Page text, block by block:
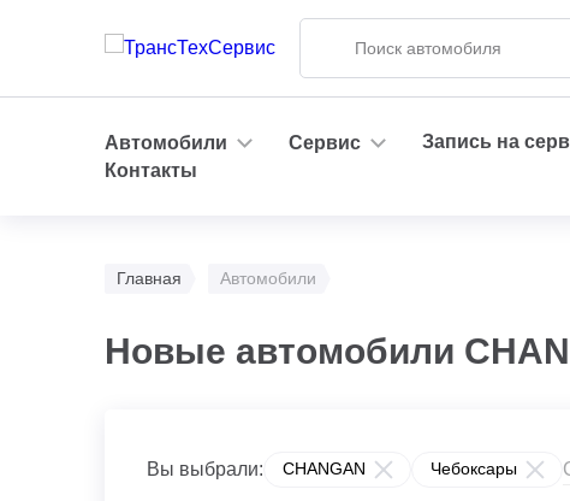
Автомобили Сервис Запись на
Контакты
Главная Автомобили
Новые автомобили
Вы выбрали: CHANGAN Чебоксары